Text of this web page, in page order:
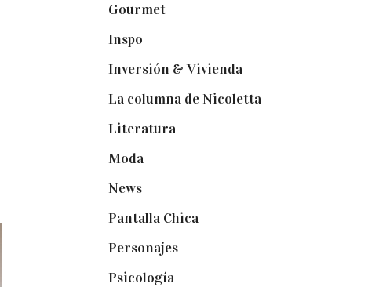
Gourmet(102)
Inspo
Inversión & Vivienda(5)
La columna de Nicoletta(5)
Literatura(1)
Moda(84)
News(24)
Pantalla Chica(22)
Personajes(9)
Psicología(60)